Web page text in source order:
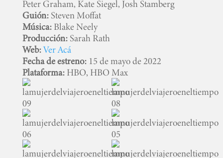
PELICULAS
SERIES
TECNOVITOS
PLUS
Peter Graham, Kate Siegel, Josh Stamberg
Guión:Steven Moffat
Música:Blake Neely
Producción:Sarah Rath
Web:Ver Acá
Fecha de estreno:15 de mayo de 2022
Plataforma:HBO, HBO Max